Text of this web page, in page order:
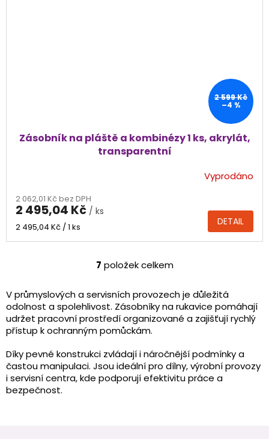
2 599 Kč
–4 %
Zásobník na pláště a kombinézy 1 ks, akrylát,
transparentní
Vyprodáno
2 062,01 Kč bez DPH
2 495,04 Kč / ks
Měrná
2 495,04 Kč / 1 ks DETAIL
O
l
á
d
a
c
í
p
r
v
7 položek celkem
V průmyslových a servisních provozech je důležitá
odolnost a spolehlivost. Zásobníky na rukavice pomáhají
udržet pracovní prostředí organizované a zajišťují rychlý
přístup k ochranným pomůckám.
Díky pevné konstrukci zvládají i náročnější podmínky a
častou manipulaci. Jsou ideální pro dílny, výrobní provozy
i servisní centra, kde podporují efektivitu práce a
bezpečnost.